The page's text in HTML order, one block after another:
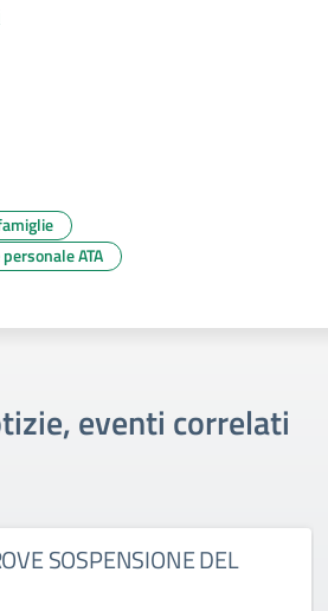
ATA
eventi correlati
SOSPENSIONE DEL